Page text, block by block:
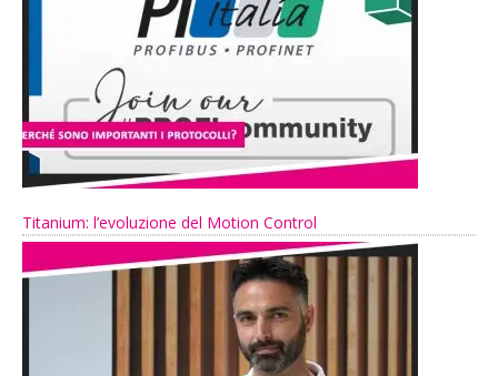
Titanium: l’evoluzione del Motion Control